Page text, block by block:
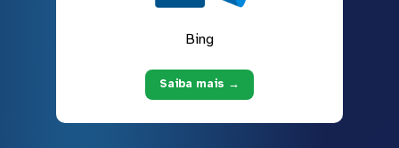
Bing
Saiba mais →